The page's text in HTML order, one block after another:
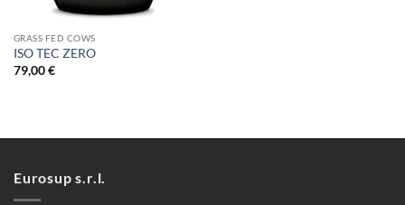
GRASS FED COWS
ISO TEC ZERO
79,00€
Eurosup s.r.l.